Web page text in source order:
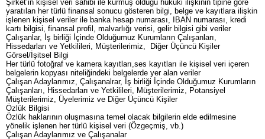
Şirket’in kişisel veri sahibi ile kurmuş olduğu hukuki ilişkinin tipine göre
yaratılan her türlü finansal sonucu gösteren bilgi, belge ve kayıtlara ilişkin
işlenen kişisel veriler ile banka hesap numarası, IBAN numarası, kredi
kartı bilgisi, finansal profil, malvarlığı verisi, gelir bilgisi gibi veriler
Çalışanlar, İş birliği İçinde Olduğumuz Kurumların Çalışanları,
Hissedarları ve Yetkilileri, Müşterilerimiz, Diğer Üçüncü Kişiler
Görsel/İşitsel Bilgi
Her türlü fotoğraf ve kamera kayıtları,ses kayıtları ile kişisel veri içeren
belgelerin kopyası niteliğindeki belgelerde yer alan veriler
Çalışan Adaylarımız, Çalışanalrar, İş birliği İçinde Olduğumuz Kurumların
Çalışanları, Hissedarları ve Yetkilileri, Müşterilerimiz, Potansiyel
Müşterilerimiz, Üyelerimiz ve Diğer Üçüncü Kişiler
Özlük Bilgisi
Özlük haklarının oluşmasına temel olacak bilgilerin elde edilmesine
yönelik işlenen her türlü kişisel veri (Özgeçmiş, vb.)
Çalışan Adaylarımız ve Çalışanalar